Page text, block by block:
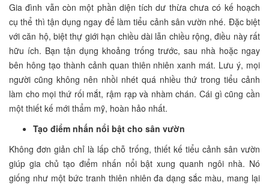
Gia đình vẫn còn một phần diện tích dư thừa chưa có kế hoạch
cụ thể thì tận dụng ngay để làm tiểu cảnh sân vườn nhé. Đặc biệt
với căn hộ, biệt thự giới hạn chiều dài lẫn chiều rộng, điều này rất
hữu ích. Bạn tận dụng khoảng trống trước, sau nhà hoặc ngay
bên hông tạo thành cảnh quan thiên nhiên xanh mát. Lưu ý, mọi
người cũng không nên nhồi nhét quá nhiều thứ trong tiểu cảnh
làm cho mọi thứ rối mắt, rậm rạp và nhàm chán. Cái gì cũng cần
một thiết kế mới thẩm mỹ, hoàn hảo nhất.
Tạo điểm nhấn nổi bật cho sân vườn
Không đơn giản chỉ là lấp chỗ trống, thiết kế tiểu cảnh sân vườn
giúp gia chủ tạo điểm nhấn nổi bật xung quanh ngôi nhà. Nó
giống như một bức tranh thiên nhiên đa dạng sắc màu, mang lại